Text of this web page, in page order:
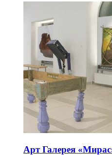
Арт Галерея